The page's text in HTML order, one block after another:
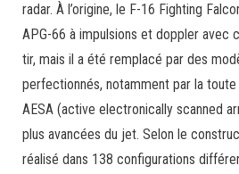
radar. À l’origine, le F-16 Fighting
APG-66 à impulsions et doppler avec
tir, mais il a été remplacé par des
perfectionnés, notamment par la
AESA (active electronically scanned
plus avancées du jet. Selon le
réalisé dans 138 configurations